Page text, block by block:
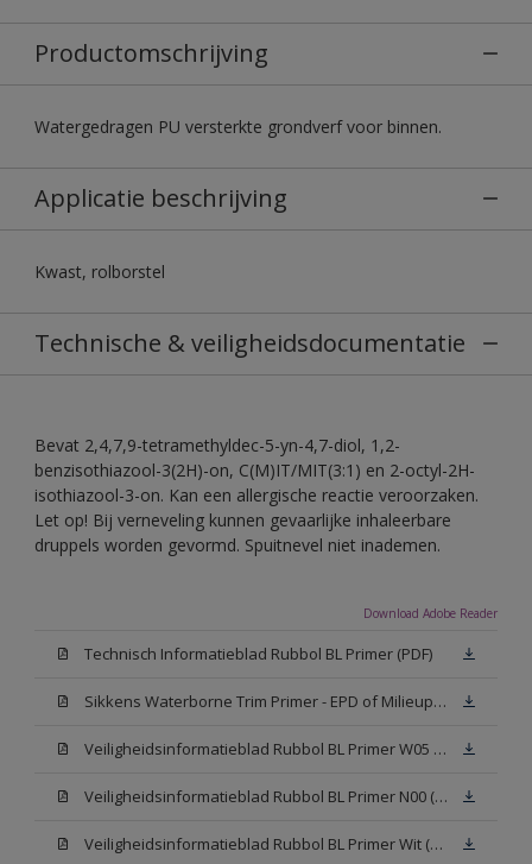
Productomschrijving
Watergedragen PU versterkte grondverf voor binnen.
Applicatie beschrijving
Kwast, rolborstel
Technische & veiligheidsdocumentatie
Bevat 2,4,7,9-tetramethyldec-5-yn-4,7-diol, 1,2-
benzisothiazool-3(2H)-on, C(M)IT/MIT(3:1) en 2-octyl-2H-
isothiazool-3-on. Kan een allergische reactie veroorzaken.
Let op! Bij verneveling kunnen gevaarlijke inhaleerbare
druppels worden gevormd. Spuitnevel niet inademen.
Download Adobe Reader
Technisch Informatieblad Rubbol BL Primer (PDF)
Sikkens Waterborne Trim Primer - EPD of Milieuproductverklaring
Veiligheidsinformatieblad Rubbol BL Primer W05 (MSDS)
Veiligheidsinformatieblad Rubbol BL Primer N00 (MSDS)
Veiligheidsinformatieblad Rubbol BL Primer Wit (MSDS)